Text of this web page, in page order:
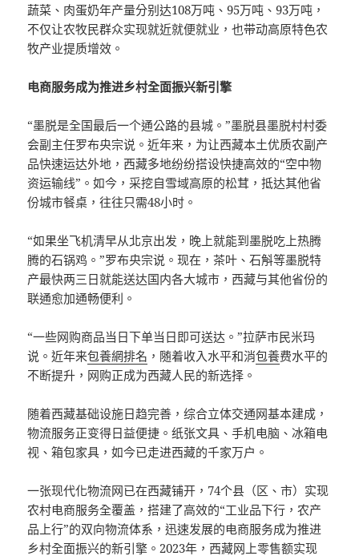
蔬菜、肉蛋奶年产量分别达108万吨、95万吨、93万吨，
不仅让农牧民群众实现就近就便就业，也带动高原特色农
牧产业提质增效。
电商服务成为推进乡村全面振兴新引擎
“墨脱是全国最后一个通公路的县城。”墨脱县墨脱村村委
会副主任罗布央宗说。近年来，为让西藏本土优质农副产
品快速运达外地，西藏多地纷纷搭设快捷高效的“空中物
资运输线”。如今，采挖自雪域高原的松茸，抵达其他省
份城市餐桌，往往只需48小时。
“如果坐飞机清早从北京出发，晚上就能到墨脱吃上热腾
腾的石锅鸡。”罗布央宗说。现在，茶叶、石斛等墨脱特
产最快两三日就能送达国内各大城市，西藏与其他省份的
联通愈加通畅便利。
“一些网购商品当日下单当日即可送达。”拉萨市民米玛
说。近年来包養網排名 ，随着收入水平和消包養费水平的
不断提升，网购正成为西藏人民的新选择。
随着西藏基础设施日趋完善，综合立体交通网基本建成，
物流服务正变得日益便捷。纸张文具、手机电脑、冰箱电
视、箱包家具，如今已走进西藏的千家万户。
一张现代化物流网已在西藏铺开，74个县（区、市）实现
农村电商服务全覆盖，搭建了高效的“工业品下行，农产
品上行”的双向物流体系，迅速发展的电商服务成为推进
乡村全面振兴的新引擎。2023年，西藏网上零售额实现